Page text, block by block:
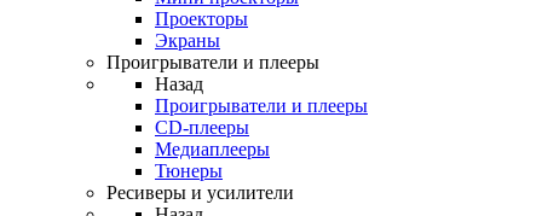
Проекторы
Экраны
Проигрыватели и плееры
Назад
Проигрыватели и плееры
CD-плееры
Медиаплееры
Тюнеры
Ресиверы и усилители